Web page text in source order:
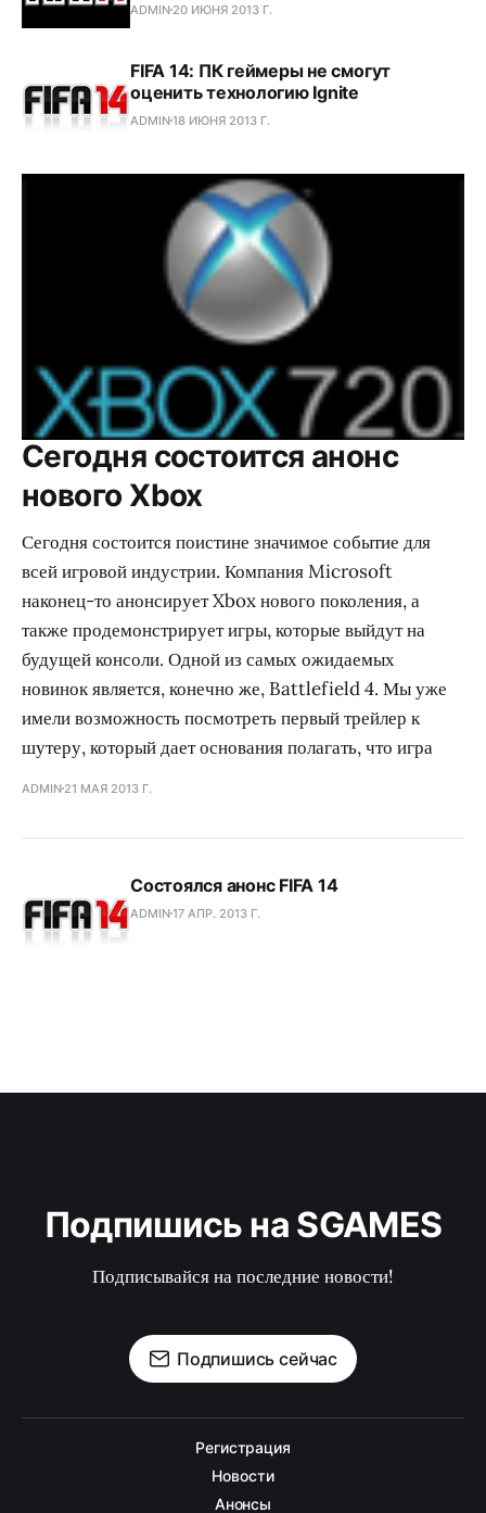
ADMIN 20 ИЮНЯ 2013 Г.
FIFA 14: ПК геймеры не смогут
оценить технологию Ignite
ADMIN18 ИЮНЯ 2013 Г.
Сегодня состоится анонс
нового Xbox
Сегодня состоится поистине значимое событие для
всей игровой индустрии. Компания Microsoft
наконец-то анонсирует Xbox нового поколения, а
также продемонстрирует игры, которые выйдут на
будущей консоли. Одной из самых ожидаемых
новинок является, конечно же, Battlefield 4. Мы уже
имели возможность посмотреть первый трейлер к
шутеру, который дает основания полагать, что игра
ADMIN 21 МАЯ 2013 Г.
Состоялся анонс FIFA 14
ADMIN17 АПР. 2013 Г.
Подпишись на SGAMES
Подписывайся на последние новости!
Подпишись сейчас
Регистрация
Новости
Анонсы